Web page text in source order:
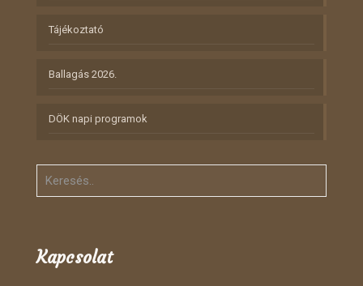
Tájékoztató
Ballagás 2026.
DÖK napi programok
Kapcsolat